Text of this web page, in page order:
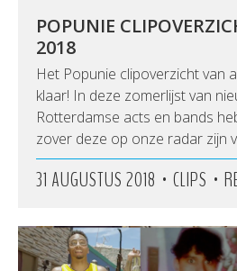
POPUNIE
2018
Het Popunie clipoverzicht van
klaar! In deze zomerlijst van
Rotterdamse acts en bands
zover deze op onze radar zijn
31 AUGUSTUS 2018 • CLIPS •